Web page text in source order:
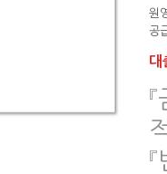
원
공
대